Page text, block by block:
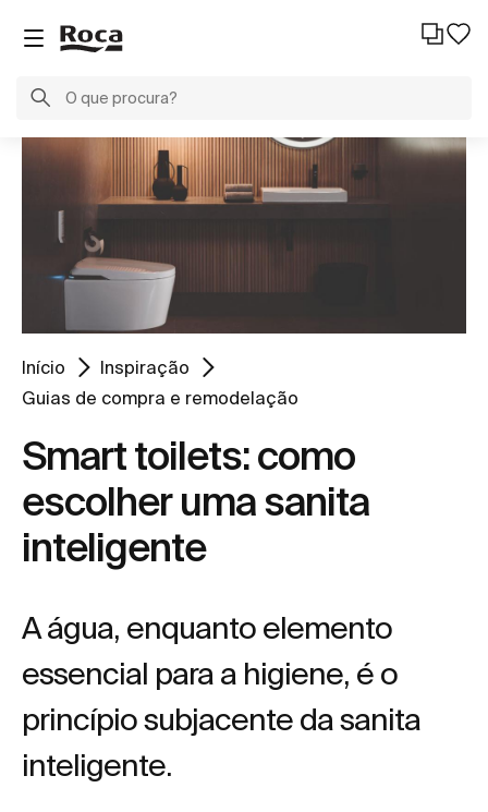
Início
Inspiração
Guias de compra e remodelação
Smart toilets: como
escolher uma sanita
inteligente
A água, enquanto elemento
essencial para a higiene, é o
princípio subjacente da sanita
inteligente.